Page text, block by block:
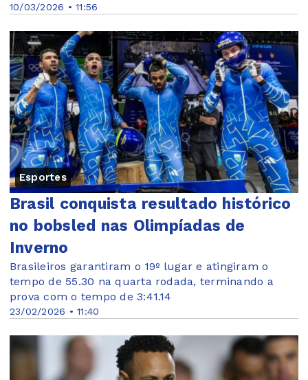
10/03/2026 • 11:56
Esportes
23/02/2026 • 11:40
Brasil conquista resultado histórico
no bobsled nas Olimpíadas de
Inverno
Brasileiros garantiram o 19º lugar e atingiram o
tempo de 55.30 na quarta rodada, terminando a
prova com o tempo de 3:41.14